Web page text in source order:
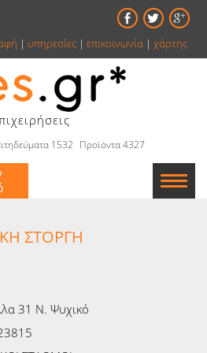
| υπηρεσίες| επικοινωνία| χάρτης
1532 Προϊόντα 4327
ΣΤΟΡΓΗ
31 Ν. Ψυχικό